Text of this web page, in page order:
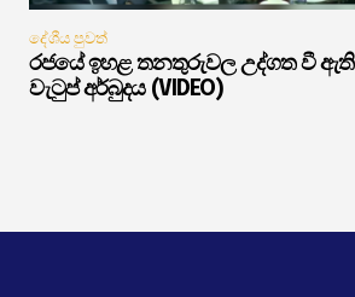
දේශීය පුවත්
රජයේ ඉහළ තනතුරුවල උද්ගත වී ඇති
වැටුප් අර්බුදය (VIDEO)